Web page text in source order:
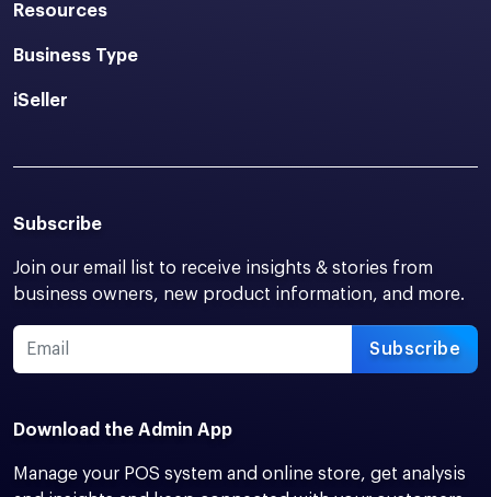
Resources
Business Type
iSeller
Subscribe
Join our email list to receive insights & stories from
business owners, new product information, and more.
Subscribe
Download the Admin App
Manage your POS system and online store, get analysis